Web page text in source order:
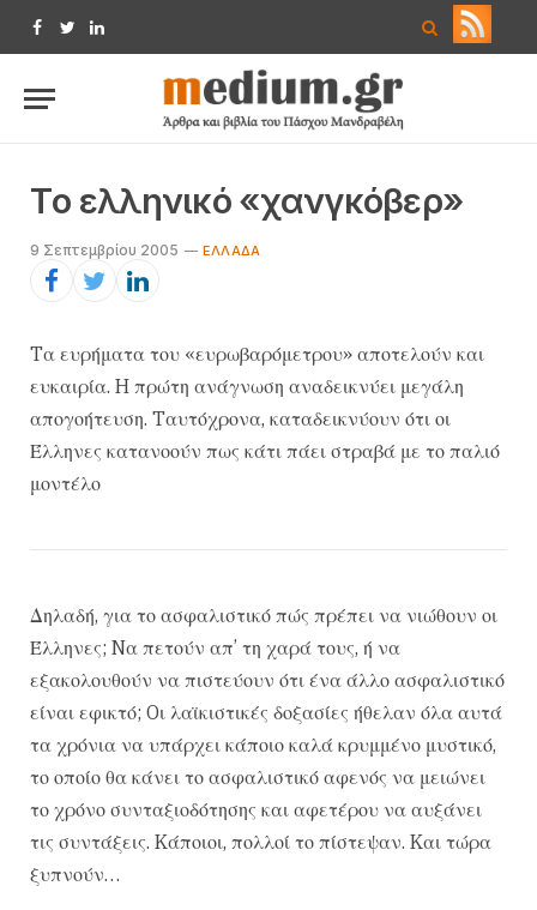
Facebook
TwitterLinkedIn
Tο ελληνικό «χανγκόβερ»
9 Σεπτεμβρίου 2005 EΛΛΆΔΑ
Tα ευρήματα του «ευρωβαρόμετρου» αποτελούν και
ευκαιρία. H πρώτη ανάγνωση αναδεικνύει μεγάλη
απογοήτευση. Tαυτόχρονα, καταδεικνύουν ότι οι
Έλληνες κατανοούν πως κάτι πάει στραβά με το παλιό
μοντέλο
Δηλαδή, για το ασφαλιστικό πώς πρέπει να νιώθουν οι
Έλληνες; Nα πετούν απ’ τη χαρά τους, ή να
εξακολουθούν να πιστεύουν ότι ένα άλλο ασφαλιστικό
είναι εφικτό; Oι λαϊκιστικές δοξασίες ήθελαν όλα αυτά
τα χρόνια να υπάρχει κάποιο καλά κρυμμένο μυστικό,
το οποίο θα κάνει το ασφαλιστικό αφενός να μειώνει
το χρόνο συνταξιοδότησης και αφετέρου να αυξάνει
τις συντάξεις. Kάποιοι, πολλοί το πίστεψαν. Kαι τώρα
ξυπνούν…